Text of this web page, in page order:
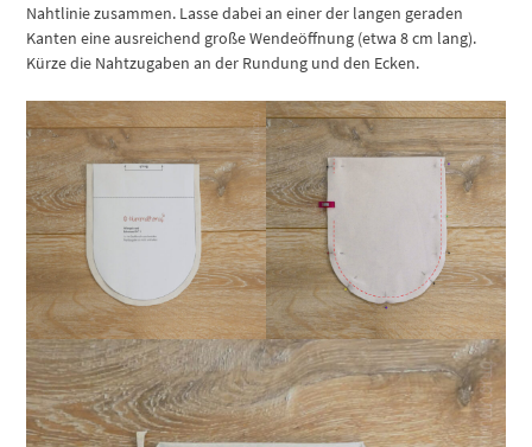
Nahtlinie zusammen. Lasse dabei an einer der langen geraden
Kanten eine ausreichend große Wendeöffnung (etwa 8 cm lang).
Kürze die Nahtzugaben an der Rundung und den Ecken.